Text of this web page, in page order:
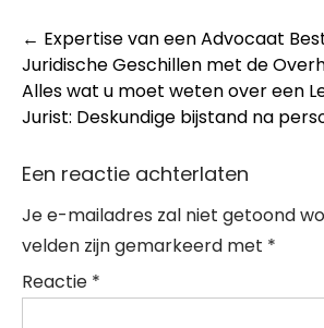
Post
navigation
← Expertise van een Advocaat
Juridische Geschillen met de
Alles wat u moet weten over een
Jurist: Deskundige bijstand na
Een reactie achterlaten
Je e-mailadres zal niet getoond
velden zijn gemarkeerd met *
Reactie *